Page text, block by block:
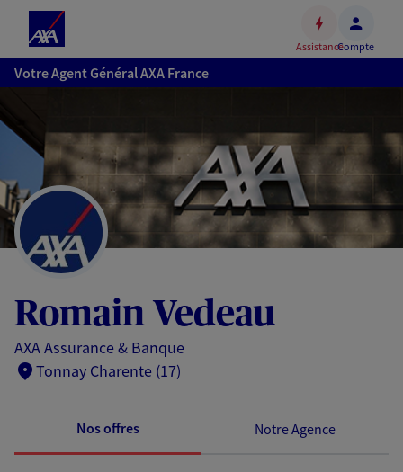
Accéder
au
Accéder
au
pied
de
page
AssistanceCompte
Votre Agent Général AXA France
Romain Vedeau
AXA Assurance & Banque
Tonnay Charente (17)
Nos offres Notre Agence